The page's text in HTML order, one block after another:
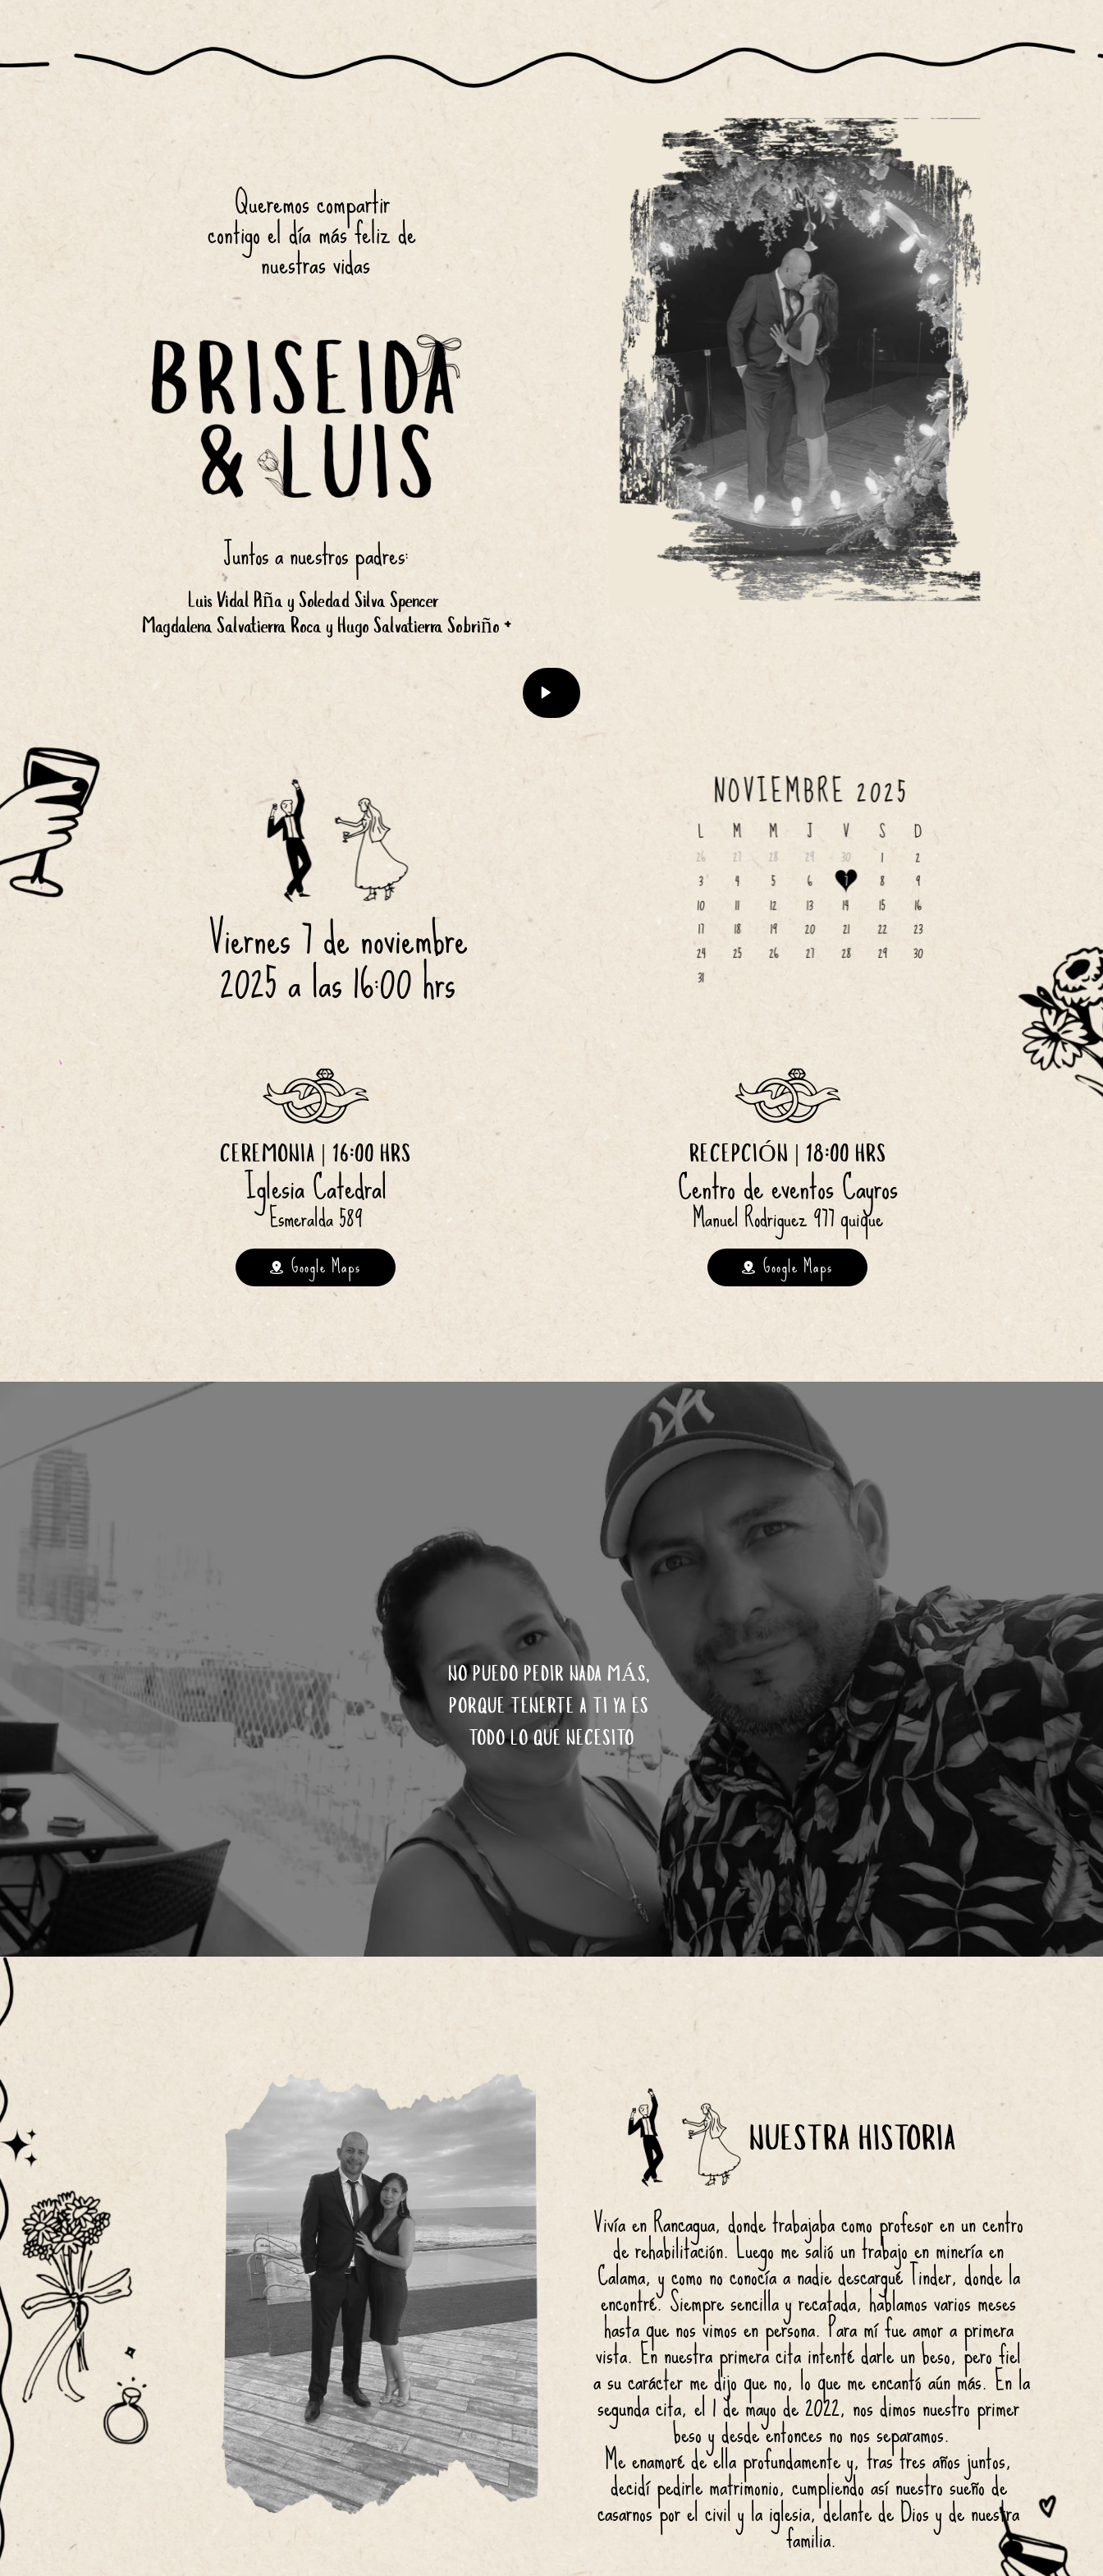
Queremos compartir
contigo el día más feliz de
nuestras vidas
Juntos a nuestros padres:
Luis Vidal Piña y Soledad Silva Spencer
Magdalena Salvatierra Roca y Hugo Salvatierra Sobriño +
Viernes 7 de noviembre
2025 a las 16:00 hrs
CEREMONIA | 16:00 HRS
Iglesia Catedral
Esmeralda 589
Google Maps
RECEPCIÓN | 18:00 HRS
Centro de eventos Cayros
Manuel Rodriguez 977 quique
Google Maps
NO PUEDO PEDIR NADA MÁS,
PORQUE TENERTE A TI YA ES
TODO LO QUE NECESITO
NUESTRA HISTORIA
Vivía en Rancagua, donde trabajaba como profesor en un centro
de rehabilitación. Luego me salió un trabajo en minería en
Calama, y como no conocía a nadie descargué Tinder, donde la
encontré. Siempre sencilla y recatada, hablamos varios meses
hasta que nos vimos en persona. Para mí fue amor a primera
vista. En nuestra primera cita intenté darle un beso, pero fiel
a su carácter me dijo que no, lo que me encantó aún más. En la
segunda cita, el 1 de mayo de 2022, nos dimos nuestro primer
beso y desde entonces no nos separamos.
Me enamoré de ella profundamente y, tras tres años juntos,
decidí pedirle matrimonio, cumpliendo así nuestro sueño de
casarnos por el civil y la iglesia, delante de Dios y de nuestra
familia.